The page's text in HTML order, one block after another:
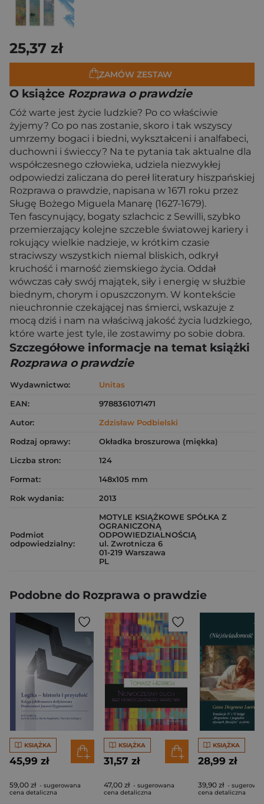
25,37 zł
ZAMÓW ZESTAW
O książce Rozprawa o prawdzie
Cóż warte jest życie ludzkie? Po co właściwie
żyjemy? Co po nas zostanie, skoro i tak wszyscy
umrzemy bogaci i biedni, wykształceni i analfabeci,
duchowni i świeccy? Na te pytania tak aktualne dla
współczesnego człowieka, udziela niezwykłej
odpowiedzi zaliczana do pereł literatury hiszpańskiej
Rozprawa o prawdzie, napisana w 1671 roku przez
Sługę Bożego Miguela Manarę (1627-1679).
Ten fascynujący, bogaty szlachcic z Sewilli, szybko
przemierzający kolejne szczeble światowej kariery i
rokujący wielkie nadzieje, w krótkim czasie
straciwszy wszystkich niemal bliskich, odkrył
kruchość i marność ziemskiego życia. Oddał
wówczas cały swój majątek, siły i energię w służbie
biednym, chorym i opuszczonym. W kontekście
nieuchronnie czekającej nas śmierci, wskazuje z
mocą dziś i nam na właściwą jakość życia ludzkiego,
które warte jest tyle, ile zostawimy po sobie dobra.
Szczegółowe informacje na temat książki
Rozprawa o prawdzie
Wydawnictwo:
Unitas
EAN:
9788361071471
Autor:
Zdzisław Podbielski
Rodzaj oprawy:
Okładka broszurowa (miękka)
Liczba stron:
124
Format:
148x105 mm
Rok wydania:
2013
Podmiot
odpowiedzialny:
MOTYLE KSIĄŻKOWE SPÓŁKA Z
OGRANICZONĄ
ODPOWIEDZIALNOŚCIĄ
ul. Zwrotnicza 6
01-219 Warszawa
PL
Podobne do Rozprawa o prawdzie
KSIĄŻKA
45,99 zł
59,00 zł - sugerowana
cena detaliczna
KSIĄŻKA
31,57 zł
47,00 zł - sugerowana
cena detaliczna
KSIĄŻKA
28,99 zł
39,90 zł -
cena detaliczna